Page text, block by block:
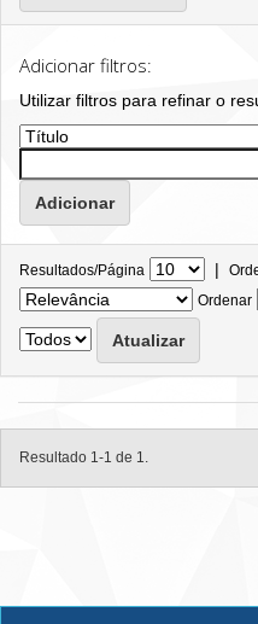
Adicionar filtros:
Utilizar filtros para refinar o
Resultados/Página |
Ordenar
Resultado 1-1 de 1.